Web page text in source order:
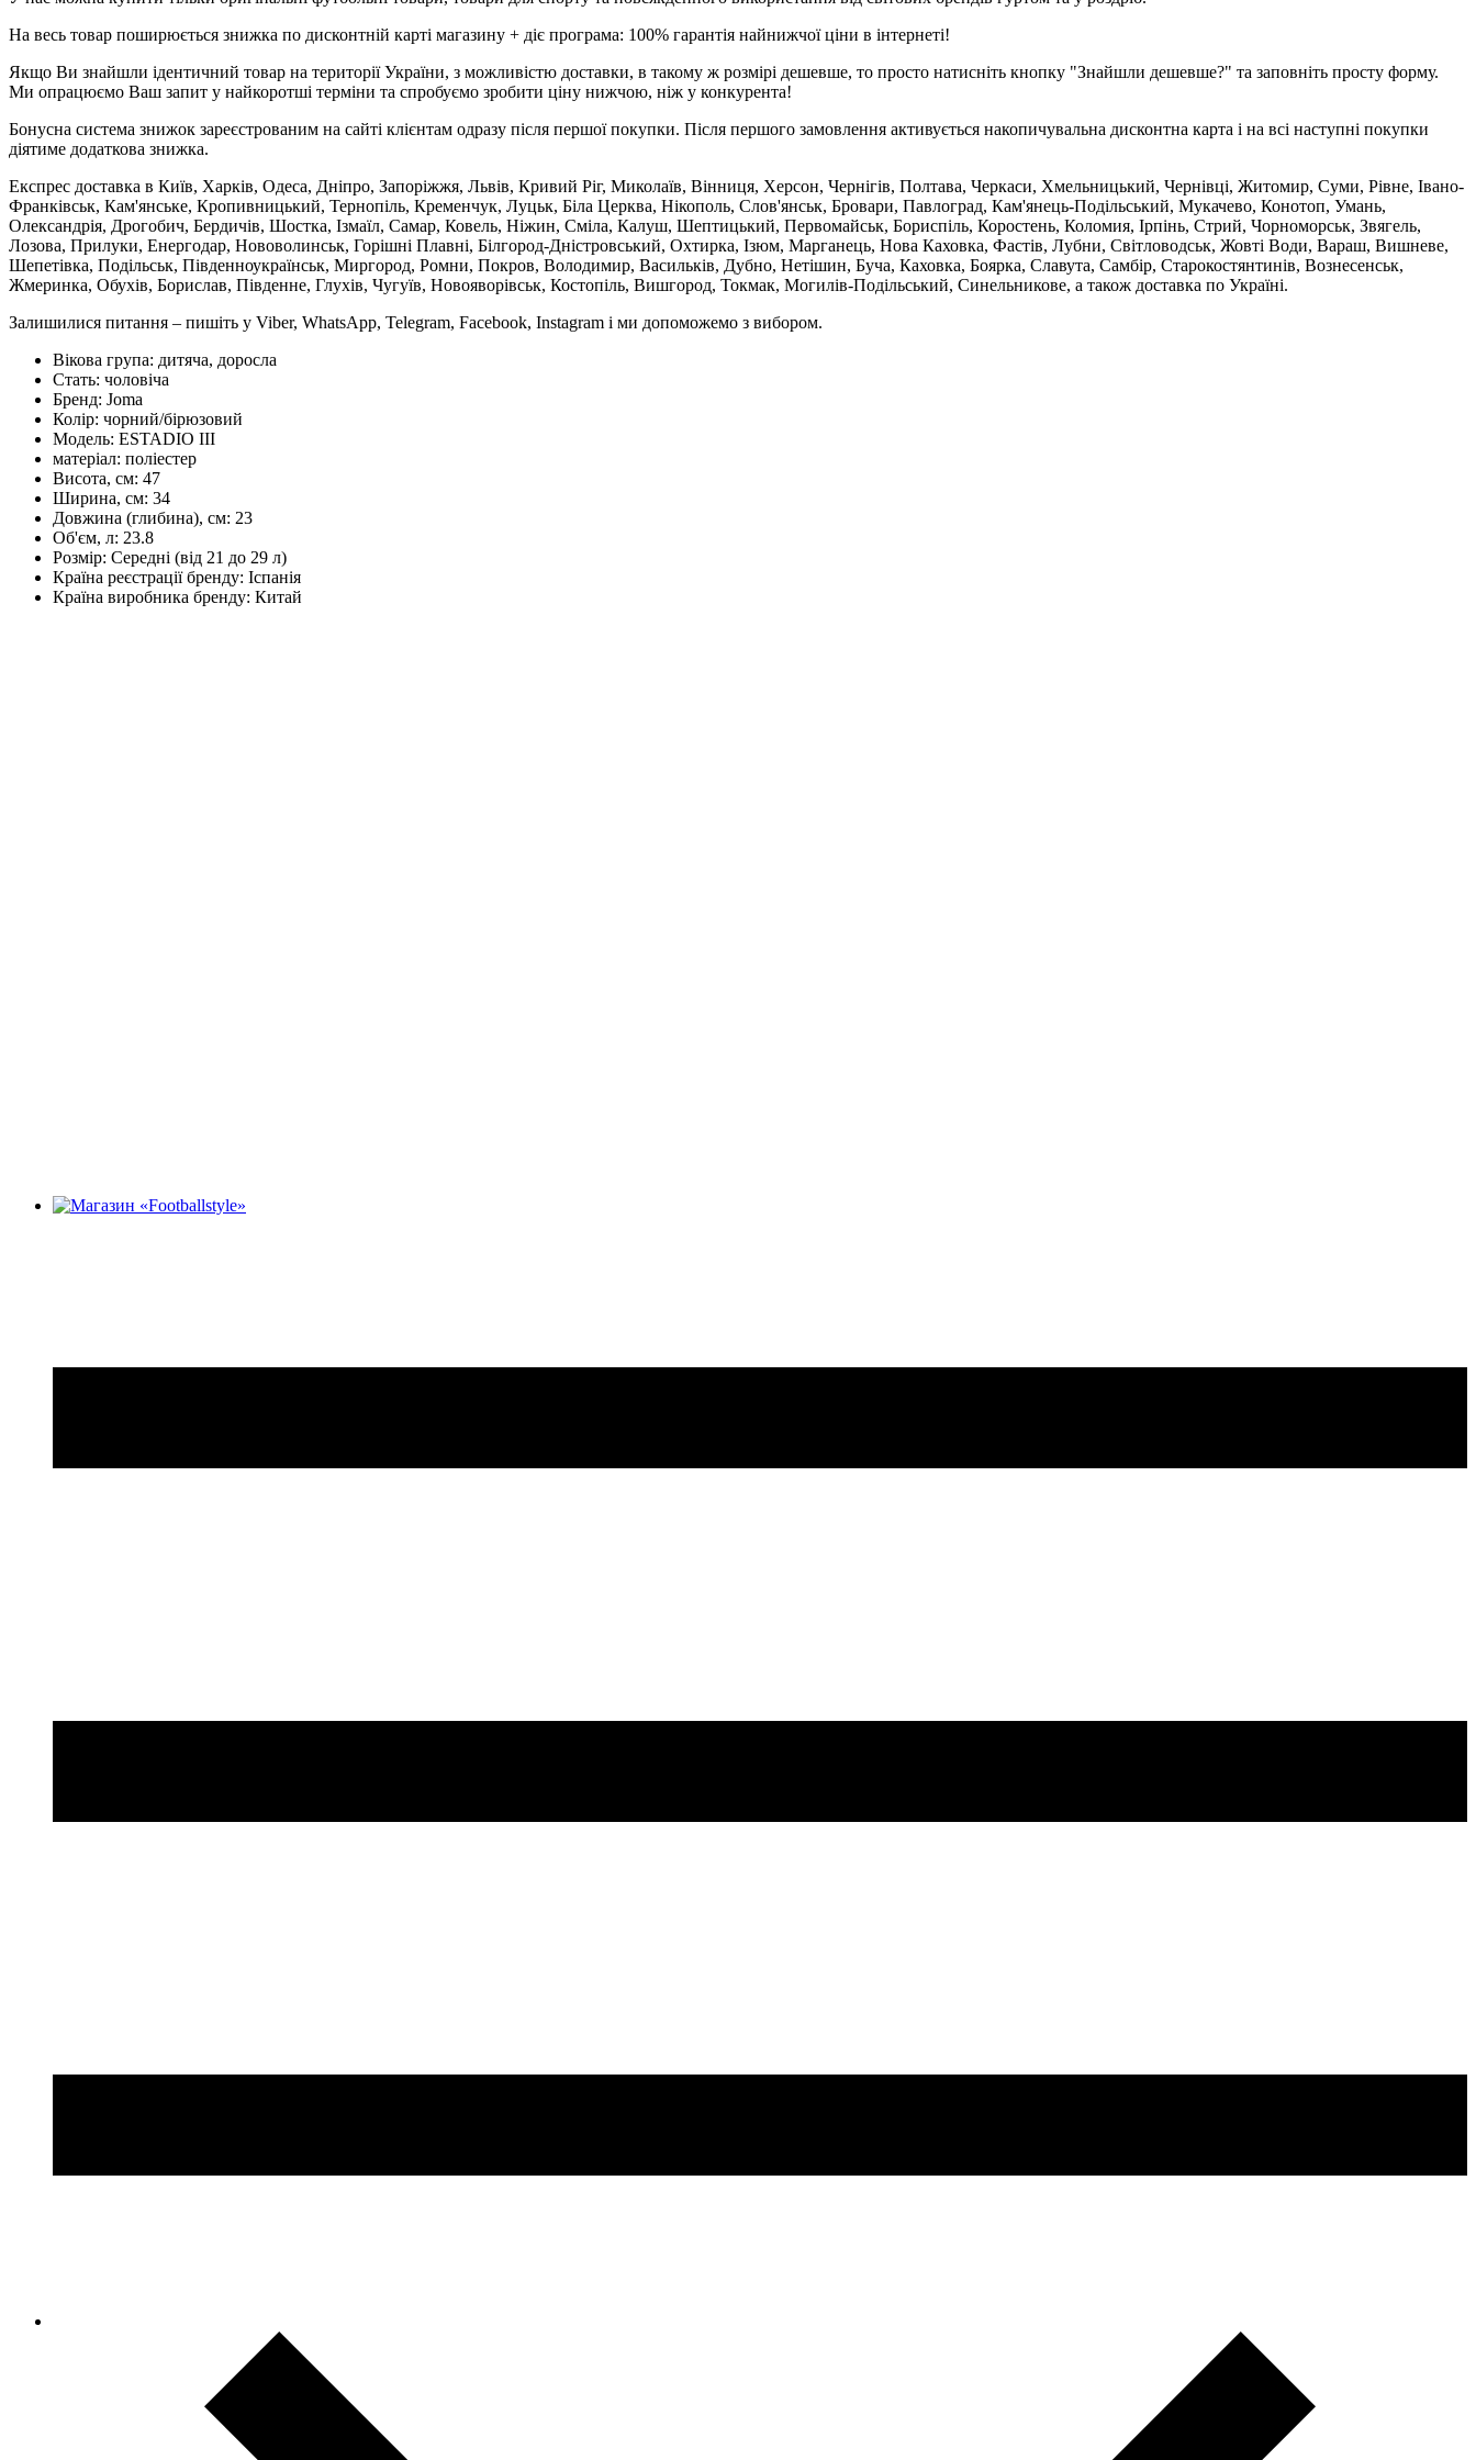
На весь товар поширюється знижка по дисконтній карті магазину + діє програма: 100% гарантія найнижчої ціни в інтернеті!
Якщо Ви знайшли ідентичний товар на території України, з можливістю доставки, в такому ж розмірі дешевше, то просто натисніть кнопку "Знайшли дешевше?" та заповніть просту форму.
Ми опрацюємо Ваш запит у найкоротші терміни та спробуємо зробити ціну нижчою, ніж у конкурента!
Бонусна система знижок зареєстрованим на сайті клієнтам одразу після першої покупки. Після першого замовлення активується накопичувальна дисконтна карта і на всі наступні покупки
діятиме додаткова знижка.
Експрес доставка в Київ, Харків, Одеса, Дніпро, Запоріжжя, Львів, Кривий Ріг, Миколаїв, Вінниця, Херсон, Чернігів, Полтава, Черкаси, Хмельницький, Чернівці, Житомир, Суми, Рівне, Івано-
Франківськ, Кам'янське, Кропивницький, Тернопіль, Кременчук, Луцьк, Біла Церква, Нікополь, Слов'янськ, Бровари, Павлоград, Кам'янець-Подільський, Мукачево, Конотоп, Умань,
Олександрія, Дрогобич, Бердичів, Шостка, Ізмаїл, Самар, Ковель, Ніжин, Сміла, Калуш, Шептицький, Первомайськ, Бориспіль, Коростень, Коломия, Ірпінь, Стрий, Чорноморськ, Звягель,
Лозова, Прилуки, Енергодар, Нововолинськ, Горішні Плавні, Білгород-Дністровський, Охтирка, Ізюм, Марганець, Нова Каховка, Фастів, Лубни, Світловодськ, Жовті Води, Вараш, Вишневе,
Шепетівка, Подільськ, Південноукраїнськ, Миргород, Ромни, Покров, Володимир, Васильків, Дубно, Нетішин, Буча, Каховка, Боярка, Славута, Самбір, Старокостянтинів, Вознесенськ,
Жмеринка, Обухів, Борислав, Південне, Глухів, Чугуїв, Новояворівськ, Костопіль, Вишгород, Токмак, Могилів-Подільський, Синельникове, а також доставка по Україні.
Залишилися питання – пишіть у Viber, WhatsApp, Telegram, Facebook, Instagram і ми допоможемо з вибором.
Вікова група: дитяча, доросла
Стать: чоловіча
Бренд: Joma
Колір: чорний/бірюзовий
Модель: ESTADIO III
матеріал: поліестер
Висота, см: 47
Ширина, см: 34
Довжина (глибина), см: 23
Об'єм, л: 23.8
Розмір: Середні (від 21 до 29 л)
Країна реєстрації бренду: Іспанія
Країна виробника бренду: Китай